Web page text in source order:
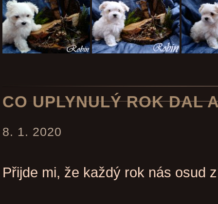
CO UPLYNULÝ ROK DAL
8. 1. 2020
Přijde mi, že každý rok nás osud